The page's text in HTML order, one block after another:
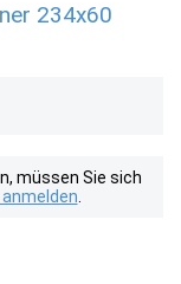
234x60
müssen Sie sich